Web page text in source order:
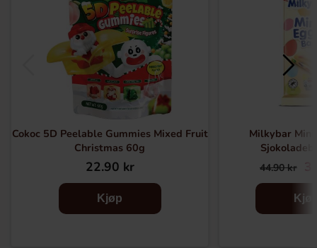
Cokoc 5D Peelable Gummies Mixed Fruit
Christmas 60g
22.90 kr
Kjøp
Milkybar
44.90 kr